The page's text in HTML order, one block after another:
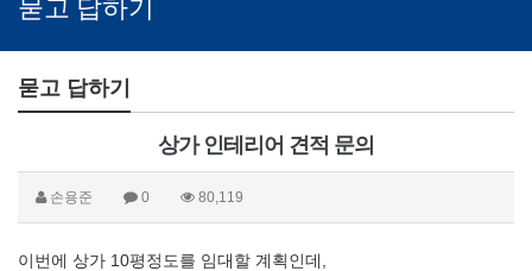
묻고 답하기
묻고 답하기
상가 인테리어 견적 문의
손용준 0 80,119
이번에 상가 10평정도를 임대할 계획인데,